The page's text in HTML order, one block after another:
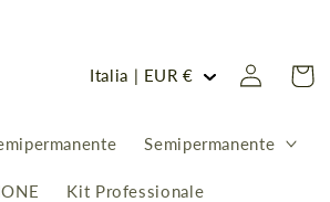
Semipermanente
Kit Professionale
P
e
s
Italia | EUR € Accedi Carrello